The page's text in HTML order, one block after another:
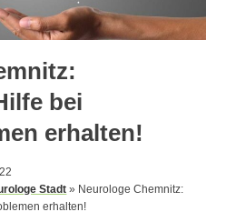
bei
erhalten!
Stadt » Neurologe Chemnitz:
erhalten!